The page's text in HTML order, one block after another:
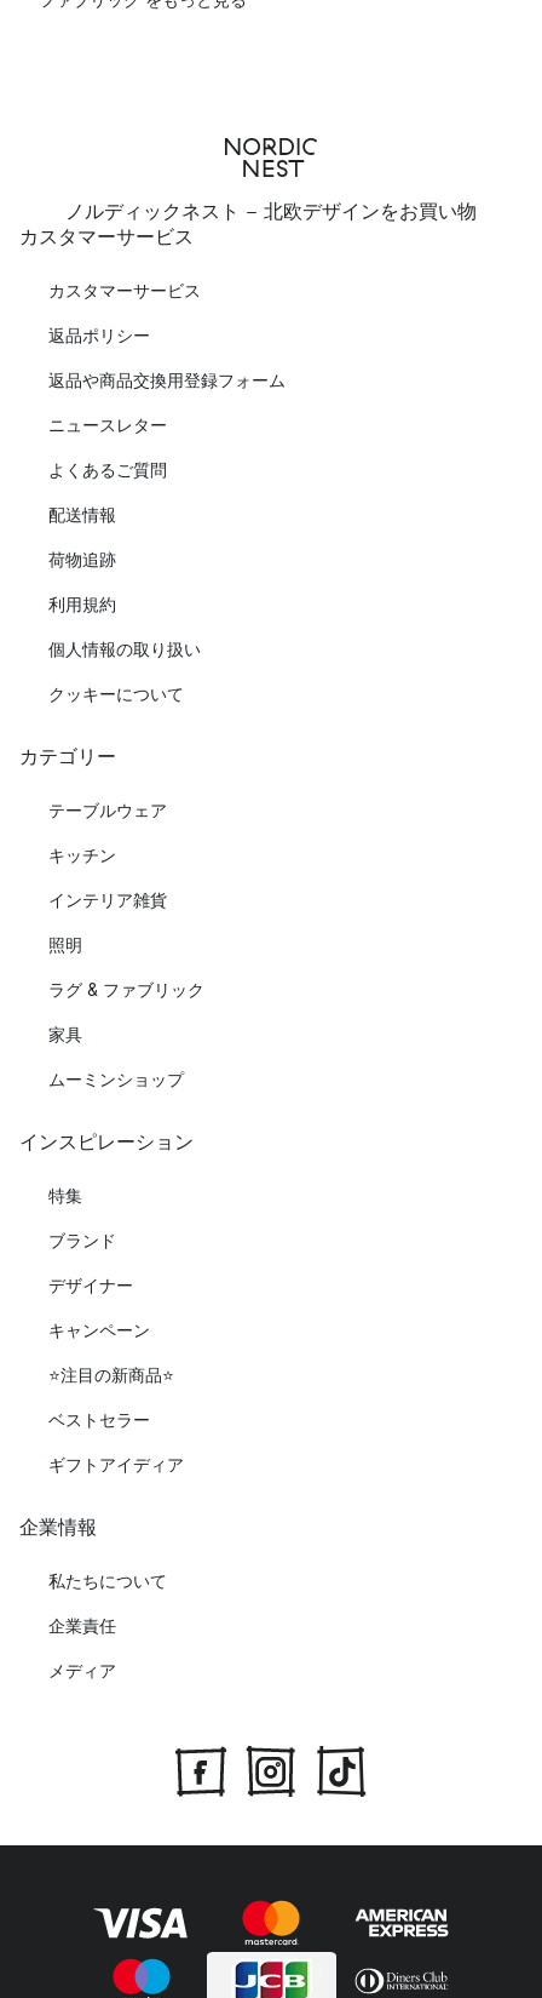
ノルディックネスト - 北欧デザインをお買い物
カスタマーサービス
カスタマーサービス
返品ポリシー
返品や商品交換用登録フォーム
ニュースレター
よくあるご質問
配送情報
荷物追跡
利用規約
個人情報の取り扱い
クッキーについて
カテゴリー
テーブルウェア
キッチン
インテリア雑貨
照明
ラグ & ファブリック
家具
ムーミンショップ
インスピレーション
特集
ブランド
デザイナー
キャンペーン
⭐️注目の新商品⭐️
ベストセラー
ギフトアイディア
企業情報
私たちについて
企業責任
メディア